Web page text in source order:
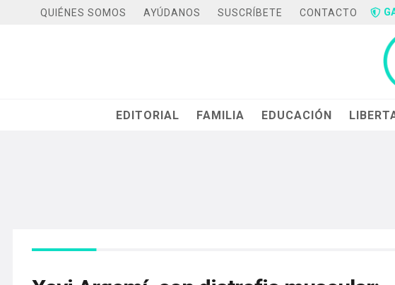
QUIÉNES SOMOS AYÚDANOS SUSCRÍBETE CONTACTO
EDITORIAL FAMILIA EDUCACIÓN